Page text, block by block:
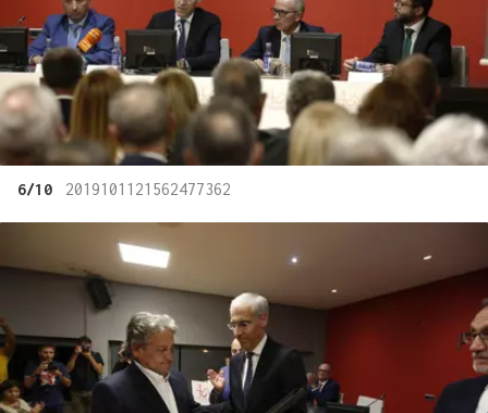
6/10 2019101121562477362